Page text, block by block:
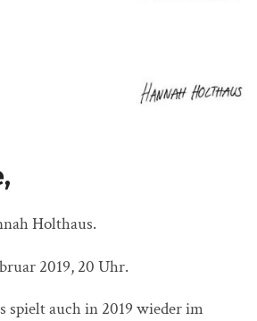
Holthaus.
2019, 20 Uhr.
spielt auch in 2019 wieder im